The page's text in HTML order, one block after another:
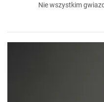
Nie wszystkim